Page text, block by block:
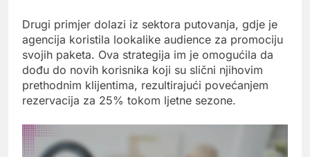
Drugi primjer dolazi iz sektora putovanja, gdje je
agencija koristila lookalike audience za promociju
svojih paketa. Ova strategija im je omogućila da
dođu do novih korisnika koji su slični njihovim
prethodnim klijentima, rezultirajući povećanjem
rezervacija za 25% tokom ljetne sezone.